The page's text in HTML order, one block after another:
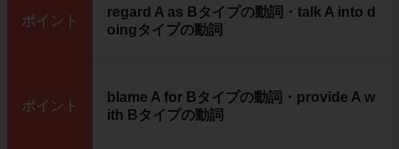
ポイント
regard A as Bタイプの動詞・talk A into d
oingタイプの動詞
ポイント
blame A for Bタイプの動詞・provide A w
ith Bタイプの動詞